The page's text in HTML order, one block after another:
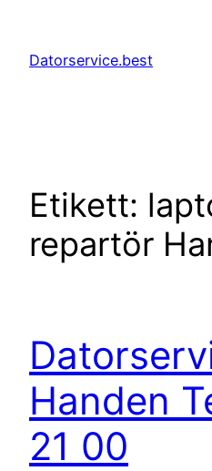
innehåll
Datorservice.best
Etikett:
repartör
Handen
21 00